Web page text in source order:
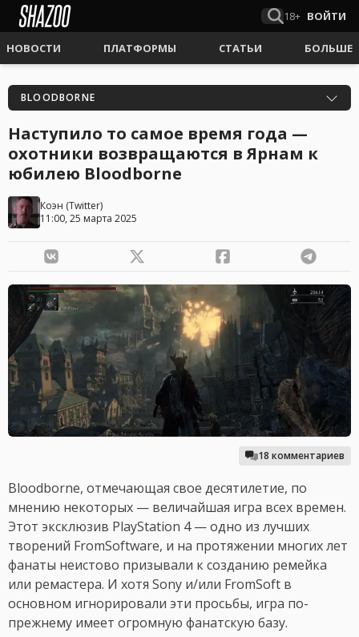
18+ ВОЙТИ
НОВОСТИ ПЛАТФОРМЫ СТАТЬИ БОЛЬШЕ
BLOODBORNE
Наступило то самое время года —
охотники возвращаются в Ярнам к
юбилею Bloodborne
Коэн (Twitter)
11:00, 25 марта 2025
18 комментариев
Bloodborne, отмечающая свое десятилетие, по
мнению некоторых — величайшая игра всех времен.
Этот эксклюзив PlayStation 4 — одно из лучших
творений FromSoftware, и на протяжении многих лет
фанаты неистово призывали к созданию ремейка
или ремастера. И хотя Sony и/или FromSoft в
основном игнорировали эти просьбы, игра по-
прежнему имеет огромную фанатскую базу.